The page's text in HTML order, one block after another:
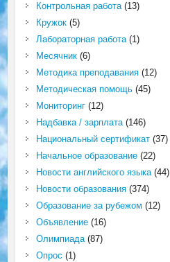
Контрольная работа(13)
Кружок(5)
Лабораторная работа(1)
Месячник(6)
Методика преподавания(12)
Методическая помощь(45)
Мониторинг(12)
Надбавка / зарплата(146)
Национальный сертификат(37)
Начальное образование(22)
Новости английского языка(44)
Новости образования(374)
Образование за рубежом (12)
Объявление(16)
Олимпиада(87)
Опрос (1)